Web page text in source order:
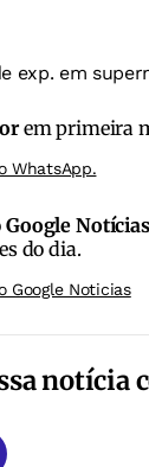
exp. em
em primeira
WhatsApp.
Google Notícias
do dia.
Google Noticias
notícia